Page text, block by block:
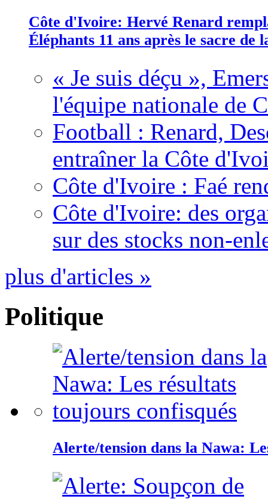
Côte d'Ivoire: Hervé Renard
Éléphants 11 ans après le sacre de
« Je suis déçu »,
l'équipe nationale de
Football : Renard,
entraîner la Côte
Côte d'Ivoire : Faé
Côte d'Ivoire: des
sur des stocks non-
plus d'articles »
Politique
Alerte/tension dans la Nawa: